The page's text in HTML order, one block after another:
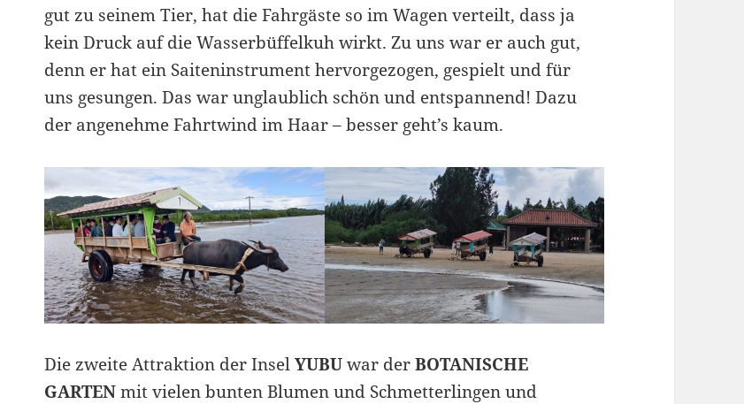
gut zu seinem Tier, hat die Fahrgäste so im Wagen verteilt, dass ja
kein Druck auf die Wasserbüffelkuh wirkt. Zu uns war er auch gut,
denn er hat ein Saiteninstrument hervorgezogen, gespielt und für
uns gesungen. Das war unglaublich schön und entspannend! Dazu
der angenehme Fahrtwind im Haar – besser geht’s kaum.
Die zweite Attraktion der InselYUBUwar derBOTANISCHE
GARTENmit vielen bunten Blumen und Schmetterlingen und